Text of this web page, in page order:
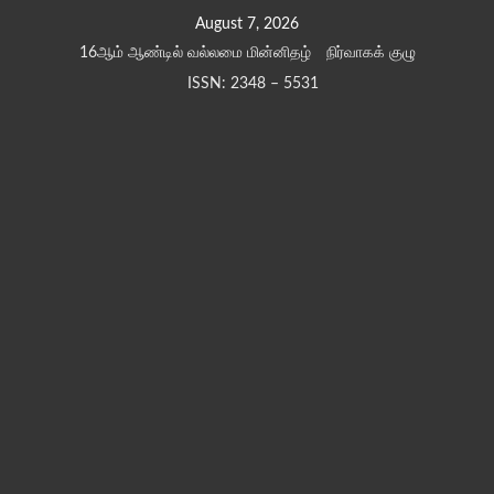
August 7, 2026
16ஆம் ஆண்டில் வல்லமை மின்னிதழ்
நிர்வாகக் குழு
ISSN: 2348 – 5531